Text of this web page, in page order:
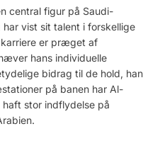
INTERNATIONALE
PRÆSTATIONER,
NØGLEKAMPE,
BIDRAG
central figur på Saudi-
vist sit talent i forskellige
karriere er præget af
hans individuelle
bidrag til de hold, han
på banen har Al-
stor indflydelse på